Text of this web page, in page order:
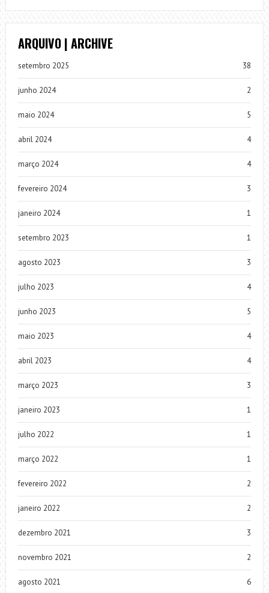
ARQUIVO | ARCHIVE
setembro 2025 38
junho 2024 2
maio 2024 5
abril 2024 4
março 2024 4
fevereiro 2024 3
janeiro 2024 1
setembro 2023 1
agosto 2023 3
julho 2023 4
junho 2023 5
maio 2023 4
abril 2023 4
março 2023 3
janeiro 2023 1
julho 2022 1
março 2022 1
fevereiro 2022 2
janeiro 2022 2
dezembro 2021 3
novembro 2021 2
agosto 2021 6